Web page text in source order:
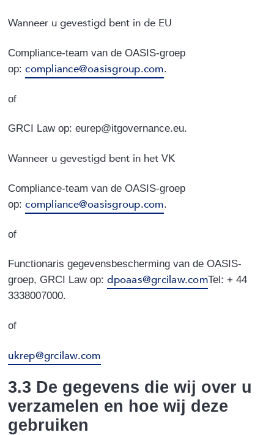
Wanneer u gevestigd bent in de EU
Compliance-team van de OASIS-groep
op:compliance@oasisgroup.com.
of
GRCI Law op: eurep@itgovernance.eu.
Wanneer u gevestigd bent in het VK
Compliance-team van de OASIS-groep
op:compliance@oasisgroup.com.
of
Functionaris gegevensbescherming van de OASIS-
groep, GRCI Law op:dpoaas@grcilaw.comTel: + 44
3338007000.
of
ukrep@grcilaw.com
3.3 De gegevens die wij over u
verzamelen en hoe wij deze
gebruiken